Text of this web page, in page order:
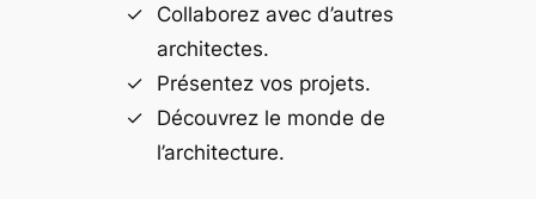
Collaborez avec d’autres
architectes.
Présentez vos projets.
Découvrez le monde de
l’architecture.